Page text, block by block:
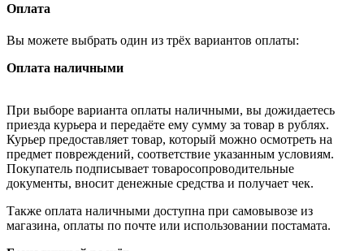
Оплата
Вы можете выбрать один из трёх вариантов оплаты:
Оплата наличными
При выборе варианта оплаты наличными, вы дожидаетесь
приезда курьера и передаёте ему сумму за товар в рублях.
Курьер предоставляет товар, который можно осмотреть на
предмет повреждений, соответствие указанным условиям.
Покупатель подписывает товаросопроводительные
документы, вносит денежные средства и получает чек.
Также оплата наличными доступна при самовывозе из
магазина, оплаты по почте или использовании постамата.